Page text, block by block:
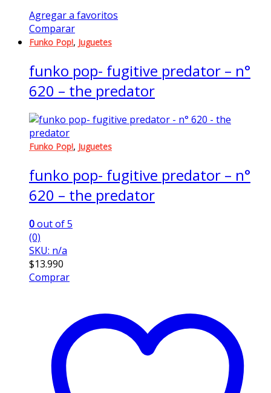
Agregar a favoritos
Comparar
Funko Pop!, Juguetes
funko pop- fugitive predator – n°
620 – the predator
Funko Pop!, Juguetes
funko pop- fugitive predator – n°
620 – the predator
0out of 5
(0)
SKU: n/a
$13.990
Comprar